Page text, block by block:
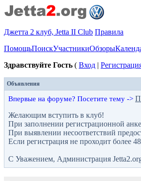
Джетта 2 клуб, Jetta II Club Правила
ПомощьПоискУчастникиОбзоры
Здравствуйте Гость ( Вход |
Объявления
Впервые на форуме? Посетите тему ->
Желающим вступить в клуб!
При заполнении регистрационной
При выявлении несоответствий
Если регистрация не проходит более
С Уважением, Администрация